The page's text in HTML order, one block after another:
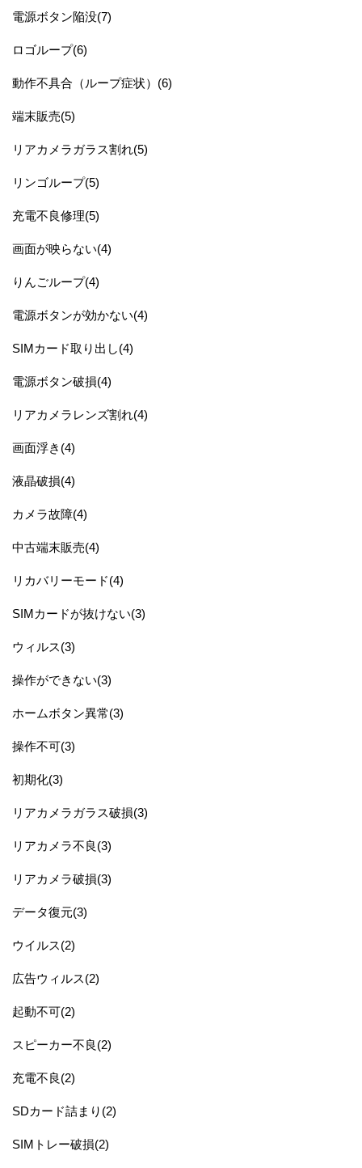
電源ボタン陥没(7)
ロゴループ(6)
動作不具合（ループ症状）(6)
端末販売(5)
リアカメラガラス割れ(5)
リンゴループ(5)
充電不良修理(5)
画面が映らない(4)
りんごループ(4)
電源ボタンが効かない(4)
SIMカード取り出し(4)
電源ボタン破損(4)
リアカメラレンズ割れ(4)
画面浮き(4)
液晶破損(4)
カメラ故障(4)
中古端末販売(4)
リカバリーモード(4)
SIMカードが抜けない(3)
ウィルス(3)
操作ができない(3)
ホームボタン異常(3)
操作不可(3)
初期化(3)
リアカメラガラス破損(3)
リアカメラ不良(3)
リアカメラ破損(3)
データ復元(3)
ウイルス(2)
広告ウィルス(2)
起動不可(2)
スピーカー不良(2)
充電不良(2)
SDカード詰まり(2)
SIMトレー破損(2)